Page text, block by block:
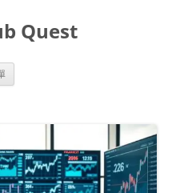
Quest